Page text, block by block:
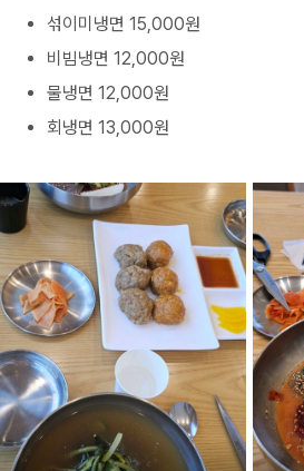
섞이미냉면 15,000원
비빔냉면 12,000원
물냉면 12,000원
회냉면 13,000원